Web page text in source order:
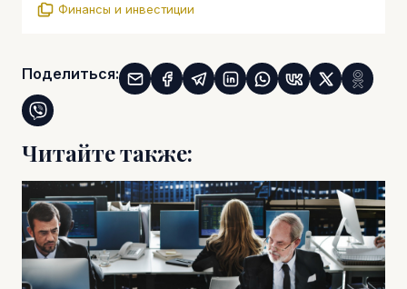
Финансы и инвестиции
Поделиться:
Читайте также: